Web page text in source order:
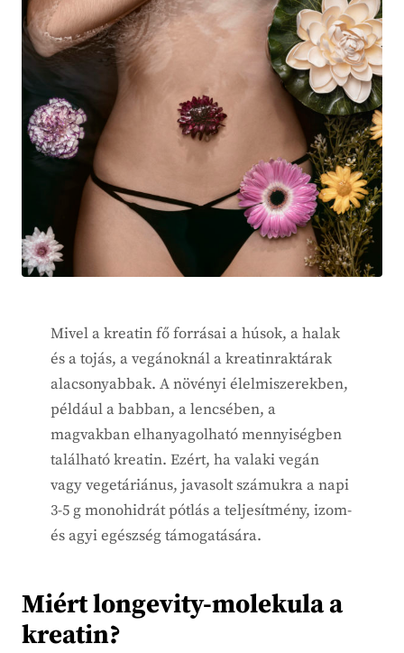
Mivel a kreatin fő forrásai a húsok, a halak
és a tojás, a vegánoknál a kreatinraktárak
alacsonyabbak. A növényi élelmiszerekben,
például a babban, a lencsében, a
magvakban elhanyagolható mennyiségben
található kreatin. Ezért, ha valaki vegán
vagy vegetáriánus, javasolt számukra a napi
3-5 g monohidrát pótlás a teljesítmény, izom-
és agyi egészség támogatására.
Miért longevity-molekula a
kreatin?